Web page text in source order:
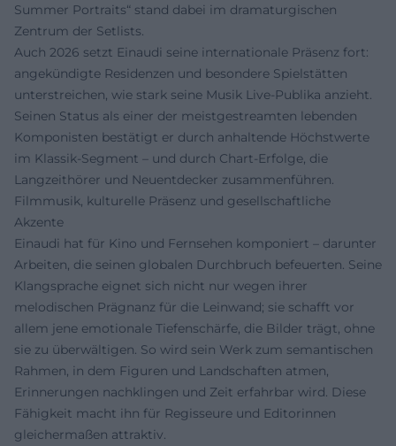
Summer Portraits“ stand dabei im dramaturgischen
Zentrum der Setlists.
Auch 2026 setzt Einaudi seine internationale Präsenz fort:
angekündigte Residenzen und besondere Spielstätten
unterstreichen, wie stark seine Musik Live‑Publika anzieht.
Seinen Status als einer der meistgestreamten lebenden
Komponisten bestätigt er durch anhaltende Höchstwerte
im Klassik‑Segment – und durch Chart‑Erfolge, die
Langzeithörer und Neuentdecker zusammenführen.
Filmmusik, kulturelle Präsenz und gesellschaftliche
Akzente
Einaudi hat für Kino und Fernsehen komponiert – darunter
Arbeiten, die seinen globalen Durchbruch befeuerten. Seine
Klangsprache eignet sich nicht nur wegen ihrer
melodischen Prägnanz für die Leinwand; sie schafft vor
allem jene emotionale Tiefenschärfe, die Bilder trägt, ohne
sie zu überwältigen. So wird sein Werk zum semantischen
Rahmen, in dem Figuren und Landschaften atmen,
Erinnerungen nachklingen und Zeit erfahrbar wird. Diese
Fähigkeit macht ihn für Regisseure und Editorinnen
gleichermaßen attraktiv.